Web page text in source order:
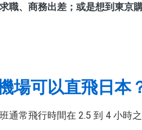
職、商務出差；或是想到東京
場可以直飛日本
通常飛行時間在 2.5 到 4 小時